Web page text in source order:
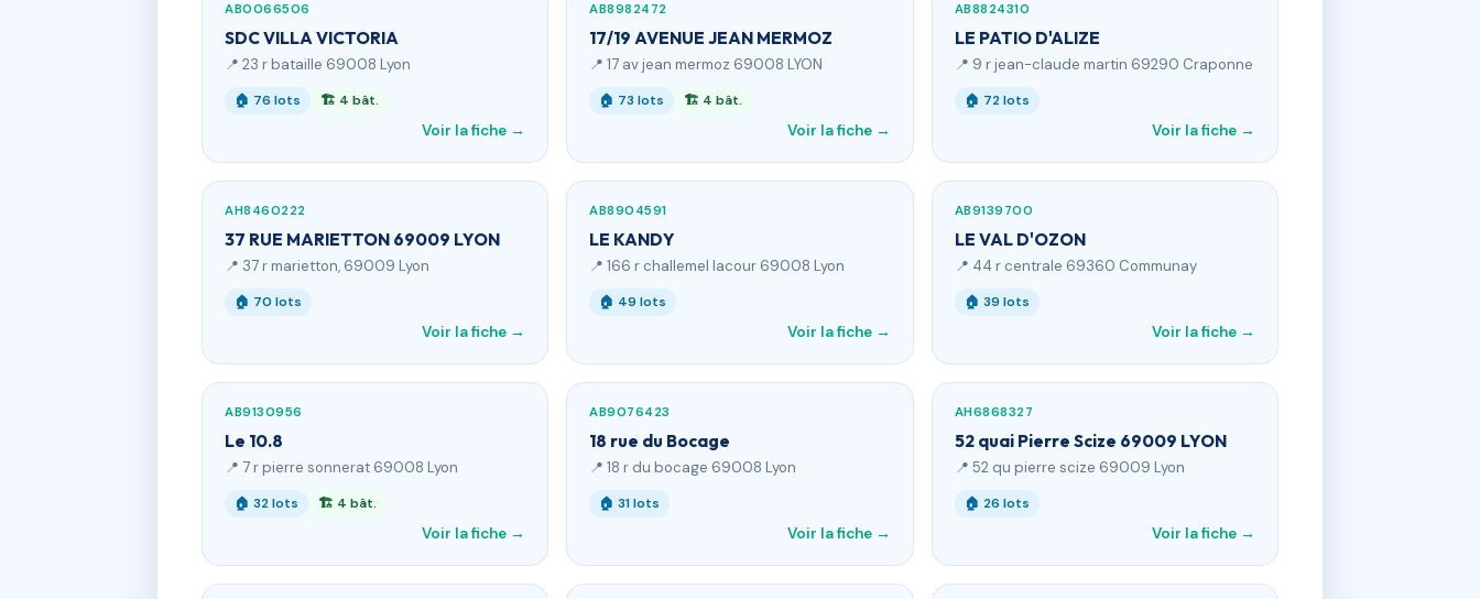
AB0066506
SDC VILLA VICTORIA
📍 23 r bataille 69008 Lyon
🏠 76 lots 🏗 4 bât.
Voir la fiche →
AB8982472
17/19 AVENUE JEAN MERMOZ
📍 17 av jean mermoz 69008 LYON
🏠 73 lots 🏗 4 bât.
Voir la fiche →
AB8824310
LE PATIO D'ALIZE
📍 9 r jean-claude martin 69290 Craponne
🏠 72 lots
Voir la fiche →
AH8460222
37 RUE MARIETTON 69009 LYON
📍 37 r marietton, 69009 Lyon
🏠 70 lots
Voir la fiche →
AB8904591
LE KANDY
📍 166 r challemel lacour 69008 Lyon
🏠 49 lots
Voir la fiche →
AB9139700
LE VAL D'OZON
📍 44 r centrale 69360 Communay
🏠 39 lots
Voir la fiche →
AB9130956
Le 10.8
📍 7 r pierre sonnerat 69008 Lyon
🏠 32 lots 🏗 4 bât.
Voir la fiche →
AB9076423
18 rue du Bocage
📍 18 r du bocage 69008 Lyon
🏠 31 lots
Voir la fiche →
AH6868327
52 quai Pierre Scize 69009 LYON
📍 52 qu pierre scize 69009 Lyon
🏠 26 lots
Voir la fiche →